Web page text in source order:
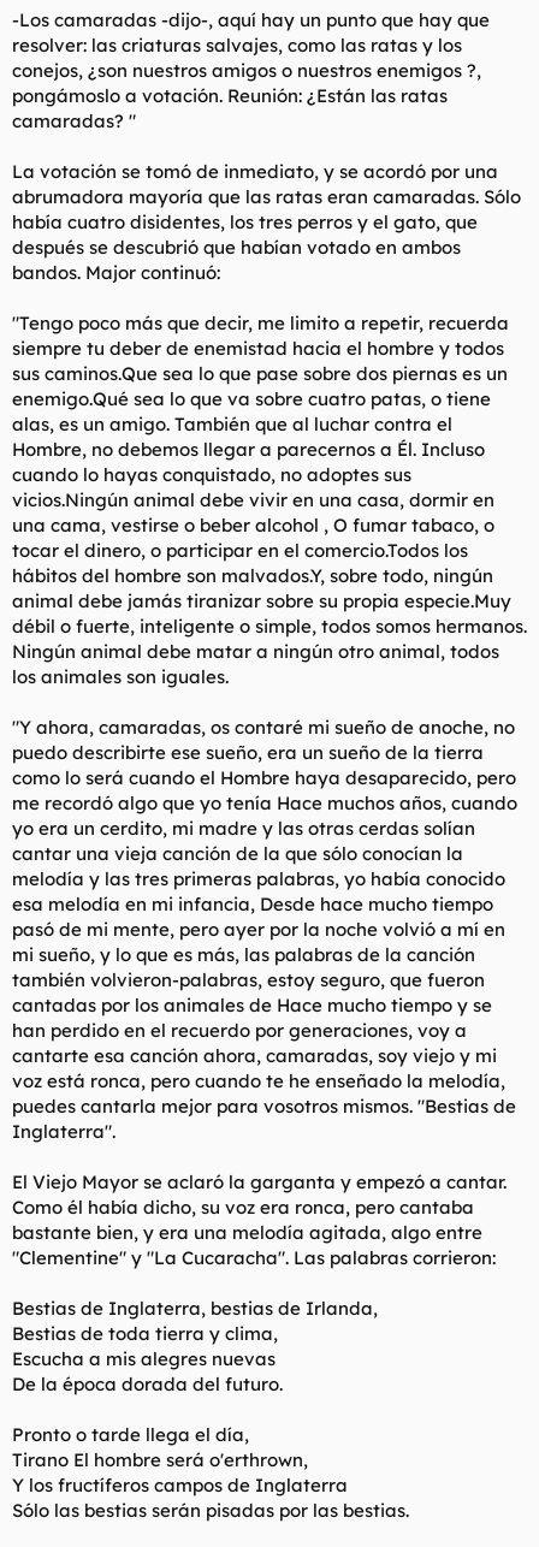
-Los camaradas -dijo-, aquí hay un punto que hay que
resolver: las criaturas salvajes, como las ratas y los
conejos, ¿son nuestros amigos o nuestros enemigos ?,
pongámoslo a votación. Reunión: ¿Están las ratas
camaradas? "
La votación se tomó de inmediato, y se acordó por una
abrumadora mayoría que las ratas eran camaradas. Sólo
había cuatro disidentes, los tres perros y el gato, que
después se descubrió que habían votado en ambos
bandos. Major continuó:
"Tengo poco más que decir, me limito a repetir, recuerda
siempre tu deber de enemistad hacia el hombre y todos
sus caminos.Que sea lo que pase sobre dos piernas es un
enemigo.Qué sea lo que va sobre cuatro patas, o tiene
alas, es un amigo. También que al luchar contra el
Hombre, no debemos llegar a parecernos a Él. Incluso
cuando lo hayas conquistado, no adoptes sus
vicios.Ningún animal debe vivir en una casa, dormir en
una cama, vestirse o beber alcohol , O fumar tabaco, o
tocar el dinero, o participar en el comercio.Todos los
hábitos del hombre son malvados.Y, sobre todo, ningún
animal debe jamás tiranizar sobre su propia especie.Muy
débil o fuerte, inteligente o simple, todos somos hermanos.
Ningún animal debe matar a ningún otro animal, todos
los animales son iguales.
"Y ahora, camaradas, os contaré mi sueño de anoche, no
puedo describirte ese sueño, era un sueño de la tierra
como lo será cuando el Hombre haya desaparecido, pero
me recordó algo que yo tenía Hace muchos años, cuando
yo era un cerdito, mi madre y las otras cerdas solían
cantar una vieja canción de la que sólo conocían la
melodía y las tres primeras palabras, yo había conocido
esa melodía en mi infancia, Desde hace mucho tiempo
pasó de mi mente, pero ayer por la noche volvió a mí en
mi sueño, y lo que es más, las palabras de la canción
también volvieron-palabras, estoy seguro, que fueron
cantadas por los animales de Hace mucho tiempo y se
han perdido en el recuerdo por generaciones, voy a
cantarte esa canción ahora, camaradas, soy viejo y mi
voz está ronca, pero cuando te he enseñado la melodía,
puedes cantarla mejor para vosotros mismos. "Bestias de
Inglaterra".
El Viejo Mayor se aclaró la garganta y empezó a cantar.
Como él había dicho, su voz era ronca, pero cantaba
bastante bien, y era una melodía agitada, algo entre
"Clementine" y "La Cucaracha". Las palabras corrieron:
Bestias de Inglaterra, bestias de Irlanda,
Bestias de toda tierra y clima,
Escucha a mis alegres nuevas
De la época dorada del futuro.
Pronto o tarde llega el día,
Tirano El hombre será o'erthrown,
Y los fructíferos campos de Inglaterra
Sólo las bestias serán pisadas por las bestias.